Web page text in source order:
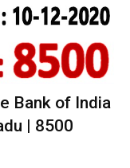
Bank of India
| 8500